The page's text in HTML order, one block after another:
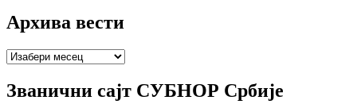
Архива вести
Архива
Званични сајт СУБНОР Србије